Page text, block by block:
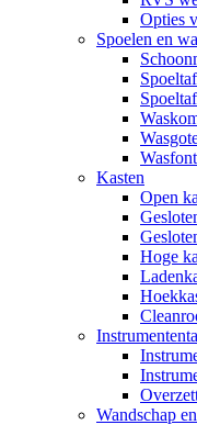
Opties
Spoelen en
Kasten
Open
Hoge
Wandschap